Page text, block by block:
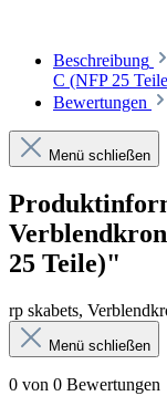
Beschreibung
C (NFP 25
Bewertungen
Menü schließen
25 Teile)"
rp skabets,
Menü schließen
0 von 0 Bewertungen